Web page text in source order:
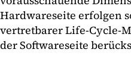
Hardwareseite erfolgen
vertretbarer Life-Cycle-
der Softwareseite